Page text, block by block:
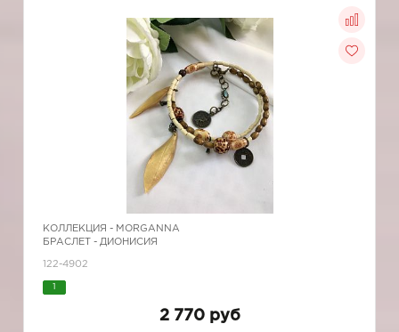
КОЛЛЕКЦИЯ - MORGANNA
БРАСЛЕТ - ДИОНИСИЯ
122-4902
2 770 руб